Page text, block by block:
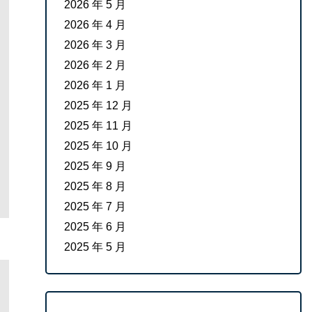
2026 年 5 月
2026 年 4 月
2026 年 3 月
2026 年 2 月
2026 年 1 月
2025 年 12 月
2025 年 11 月
2025 年 10 月
2025 年 9 月
2025 年 8 月
2025 年 7 月
2025 年 6 月
2025 年 5 月